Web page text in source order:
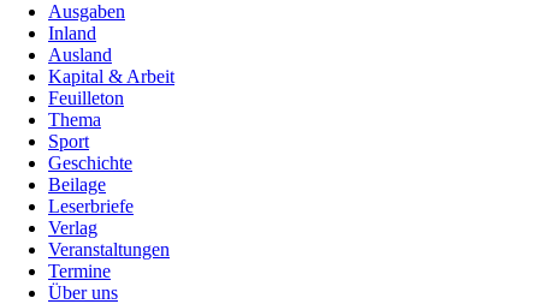
Ausgaben
Inland
Ausland
Kapital & Arbeit
Feuilleton
Thema
Sport
Geschichte
Beilage
Leserbriefe
Verlag
Veranstaltungen
Termine
Über uns